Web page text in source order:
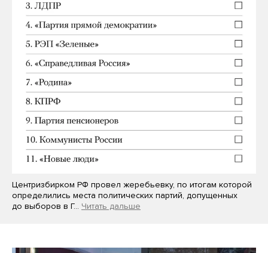
Центризбирком РФ провел жеребьевку, по итогам которой
определились места политических партий, допущенных
до выборов в Г… Читать дальше